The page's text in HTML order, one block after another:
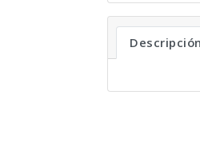
Descripción